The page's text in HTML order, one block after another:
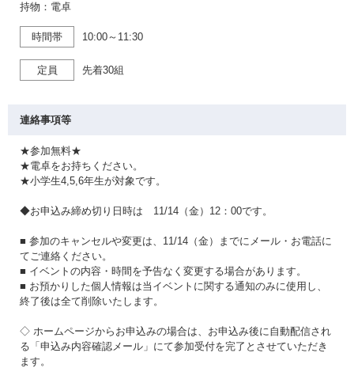
持物：電卓
時間帯 10:00～11:30
定員 先着30組
連絡事項等
★参加無料★
★電卓をお持ちください。
★小学生4,5,6年生が対象です。
◆お申込み締め切り日時は 11/14（金）12：00です。
■ 参加のキャンセルや変更は、11/14（金）までにメール・お電話に
てご連絡ください。
■ イベントの内容・時間を予告なく変更する場合があります。
■ お預かりした個人情報は当イベントに関する通知のみに使用し、
終了後は全て削除いたします。
◇ ホームページからお申込みの場合は、お申込み後に自動配信され
る「申込み内容確認メール」にて参加受付を完了とさせていただき
ます。